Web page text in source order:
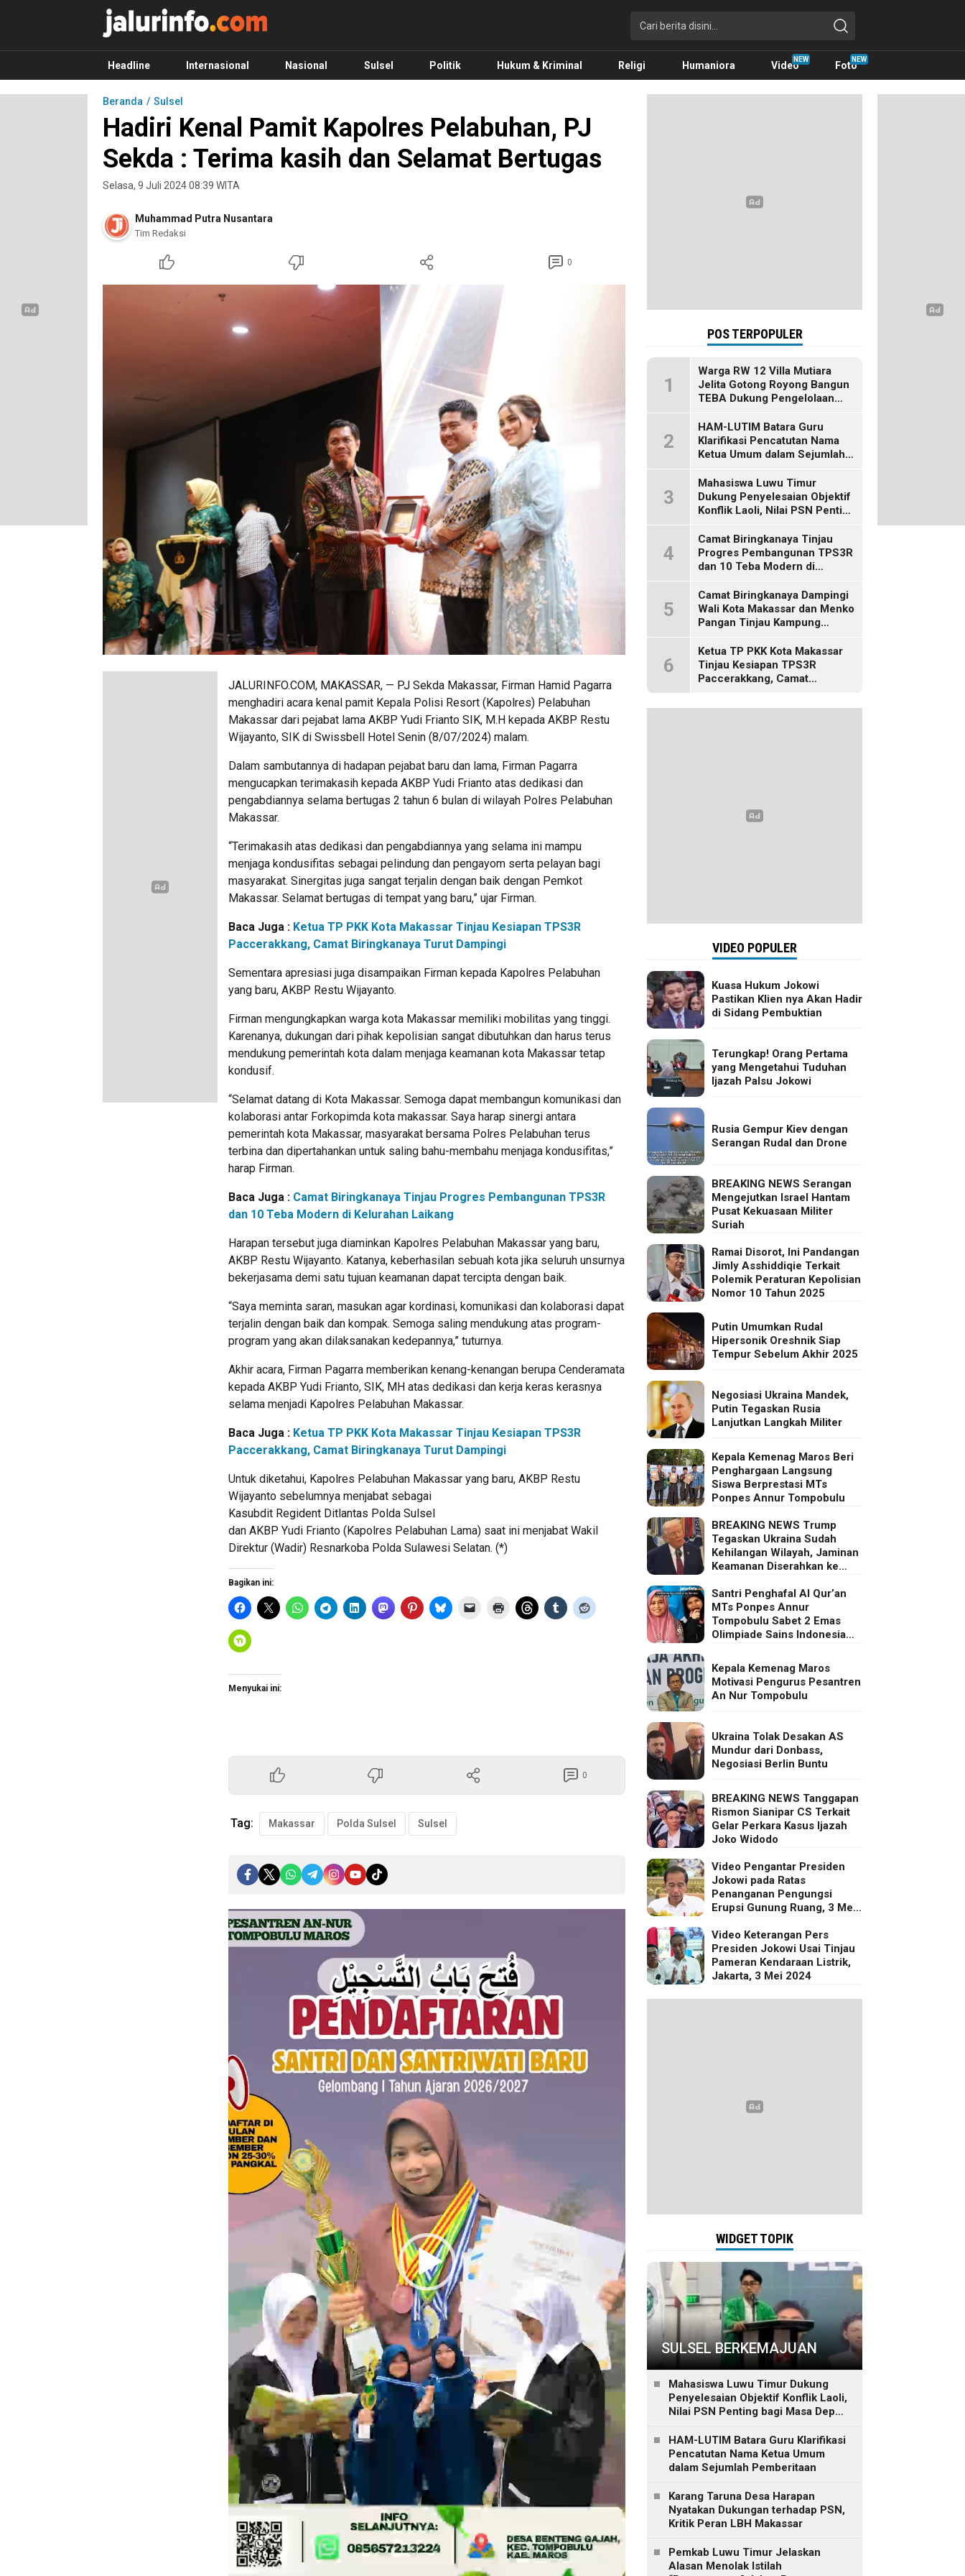
Info Terbaru, Berita Terkini Hari Ini, Jalurinfo.com
Terkini, Akurat dan Terpercaya
Headline Internasional Nasional Sulsel Politik Hukum & Kriminal Religi Humaniora Video Foto
Beranda Sulsel
Hadiri Kenal Pamit Kapolres Pelabuhan, PJ
Sekda : Terima kasih dan Selamat Bertugas
Selasa, 9 Juli 2024 08:39 WITA
Muhammad Putra Nusantara
Tim Redaksi
0
JALURINFO.COM, MAKASSAR, — PJ Sekda Makassar, Firman Hamid Pagarra
menghadiri acara kenal pamit Kepala Polisi Resort (Kapolres) Pelabuhan
Makassar dari pejabat lama AKBP Yudi Frianto SIK, M.H kepada AKBP Restu
Wijayanto, SIK di Swissbell Hotel Senin (8/07/2024) malam.
Dalam sambutannya di hadapan pejabat baru dan lama, Firman Pagarra
mengucapkan terimakasih kepada AKBP Yudi Frianto atas dedikasi dan
pengabdiannya selama bertugas 2 tahun 6 bulan di wilayah Polres Pelabuhan
Makassar.
“Terimakasih atas dedikasi dan pengabdiannya yang selama ini mampu
menjaga kondusifitas sebagai pelindung dan pengayom serta pelayan bagi
masyarakat. Sinergitas juga sangat terjalin dengan baik dengan Pemkot
Makassar. Selamat bertugas di tempat yang baru,” ujar Firman.
Baca Juga : Ketua TP PKK Kota Makassar Tinjau Kesiapan TPS3R
Paccerakkang, Camat Biringkanaya Turut Dampingi
Sementara apresiasi juga disampaikan Firman kepada Kapolres Pelabuhan
yang baru, AKBP Restu Wijayanto.
Firman mengungkapkan warga kota Makassar memiliki mobilitas yang tinggi.
Karenanya, dukungan dari pihak kepolisian sangat dibutuhkan dan harus terus
mendukung pemerintah kota dalam menjaga keamanan kota Makassar tetap
kondusif.
“Selamat datang di Kota Makassar. Semoga dapat membangun komunikasi dan
kolaborasi antar Forkopimda kota makassar. Saya harap sinergi antara
pemerintah kota Makassar, masyarakat bersama Polres Pelabuhan terus
terbina dan dipertahankan untuk saling bahu-membahu menjaga kondusifitas,”
harap Firman.
Baca Juga : Camat Biringkanaya Tinjau Progres Pembangunan TPS3R
dan 10 Teba Modern di Kelurahan Laikang
Harapan tersebut juga diaminkan Kapolres Pelabuhan Makassar yang baru,
AKBP Restu Wijayanto. Katanya, keberhasilan sebuah kota jika seluruh unsurnya
bekerjasama demi satu tujuan keamanan dapat tercipta dengan baik.
“Saya meminta saran, masukan agar kordinasi, komunikasi dan kolaborasi dapat
terjalin dengan baik dan kompak. Semoga saling mendukung atas program-
program yang akan dilaksanakan kedepannya,” tuturnya.
Akhir acara, Firman Pagarra memberikan kenang-kenangan berupa Cenderamata
kepada AKBP Yudi Frianto, SIK, MH atas dedikasi dan kerja keras kerasnya
selama menjadi Kapolres Pelabuhan Makassar.
Baca Juga : Ketua TP PKK Kota Makassar Tinjau Kesiapan TPS3R
Paccerakkang, Camat Biringkanaya Turut Dampingi
Untuk diketahui, Kapolres Pelabuhan Makassar yang baru, AKBP Restu
Wijayanto sebelumnya menjabat sebagai
Kasubdit Regident Ditlantas Polda Sulsel
dan AKBP Yudi Frianto (Kapolres Pelabuhan Lama) saat ini menjabat Wakil
Direktur (Wadir) Resnarkoba Polda Sulawesi Selatan. (*)
Bagikan ini:
Menyukai ini:
0
Tag: Makassar Polda Sulsel Sulsel
Pemutar
Video
POS TERPOPULER
1
Warga RW 12 Villa Mutiara
Jelita Gotong Royong Bangun
TEBA Dukung Pengelolaan
2
HAM-LUTIM Batara Guru
Klarifikasi Pencatutan Nama
Ketua Umum dalam Sejumlah
3
Mahasiswa Luwu Timur
Dukung Penyelesaian Objektif
Konflik Laoli, Nilai PSN Penting
4
Camat Biringkanaya Tinjau
Progres Pembangunan TPS3R
dan 10 Teba Modern di
5
Camat Biringkanaya Dampingi
Wali Kota Makassar dan Menko
Pangan Tinjau Kampung
6
Ketua TP PKK Kota Makassar
Tinjau Kesiapan TPS3R
Paccerakkang, Camat
VIDEO POPULER
Kuasa Hukum Jokowi
Pastikan Klien nya Akan Hadir
di Sidang Pembuktian
Terungkap! Orang Pertama
yang Mengetahui Tuduhan
Ijazah Palsu Jokowi
Rusia Gempur Kiev dengan
Serangan Rudal dan Drone
BREAKING NEWS Serangan
Mengejutkan Israel Hantam
Pusat Kekuasaan Militer
Suriah
Ramai Disorot, Ini Pandangan
Jimly Asshiddiqie Terkait
Polemik Peraturan Kepolisian
Nomor 10 Tahun 2025
Putin Umumkan Rudal
Hipersonik Oreshnik Siap
Tempur Sebelum Akhir 2025
Negosiasi Ukraina Mandek,
Putin Tegaskan Rusia
Lanjutkan Langkah Militer
Kepala Kemenag Maros Beri
Penghargaan Langsung
Siswa Berprestasi MTs
Ponpes Annur Tompobulu
BREAKING NEWS Trump
Tegaskan Ukraina Sudah
Kehilangan Wilayah, Jaminan
Keamanan Diserahkan ke
Santri Penghafal Al Qur’an
MTs Ponpes Annur
Tompobulu Sabet 2 Emas
Olimpiade Sains Indonesia
Kepala Kemenag Maros
Motivasi Pengurus Pesantren
An Nur Tompobulu
Ukraina Tolak Desakan AS
Mundur dari Donbass,
Negosiasi Berlin Buntu
BREAKING NEWS Tanggapan
Rismon Sianipar CS Terkait
Gelar Perkara Kasus Ijazah
Joko Widodo
Video Pengantar Presiden
Jokowi pada Ratas
Penanganan Pengungsi
Erupsi Gunung Ruang, 3 Mei
Video Keterangan Pers
Presiden Jokowi Usai Tinjau
Pameran Kendaraan Listrik,
Jakarta, 3 Mei 2024
WIDGET TOPIK
SULSEL BERKEMAJUAN
Mahasiswa Luwu Timur Dukung
Penyelesaian Objektif Konflik Laoli,
Nilai PSN Penting bagi Masa Depan
HAM-LUTIM Batara Guru Klarifikasi
Pencatutan Nama Ketua Umum
dalam Sejumlah Pemberitaan
Karang Taruna Desa Harapan
Nyatakan Dukungan terhadap PSN,
Kritik Peran LBH Makassar
Pemkab Luwu Timur Jelaskan
Alasan Menolak Istilah